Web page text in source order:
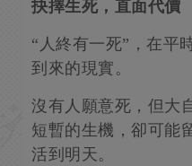
抉擇生死，直面代價
“人終有一死”，在
到來的現實。
沒有人願意死，但大
短暫的生機，卻可能
活到明天。